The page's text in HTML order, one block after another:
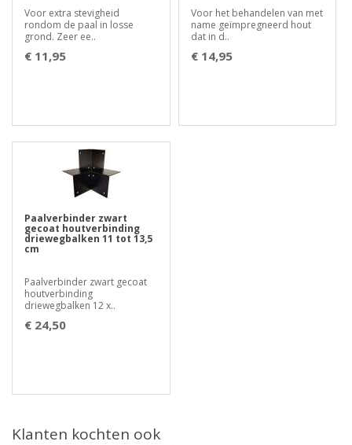
Voor extra stevigheid
rondom de paal in losse
grond. Zeer ee..
€ 11,95
Voor het behandelen van met
name geïmpregneerd hout
dat in d..
€ 14,95
Paalverbinder zwart
gecoat houtverbinding
driewegbalken 11 tot 13,5
cm
Paalverbinder zwart gecoat
houtverbinding
driewegbalken 12 x..
€ 24,50
Klanten kochten ook